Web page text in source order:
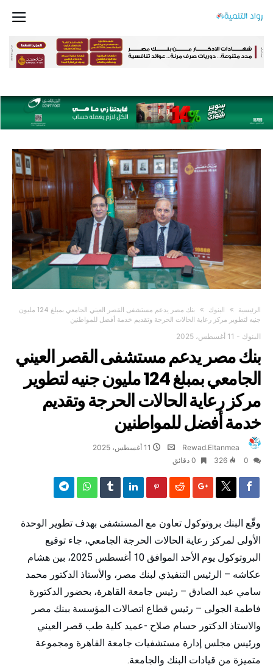
‫الرئيسية‬ البنوك
بنك مصر يدعم مستشفى القصر العيني الجامعي بمبلغ 124 مليون
جنيه لتطوير مركز رعاية الحالات الحرجة وتقديم خدمة أفضل للمواطنين
البنوك - 11 أغسطس، 2025
بنك مصر يدعم مستشفى القصر العيني
الجامعي بمبلغ 124 مليون جنيه لتطوير
مركز رعاية الحالات الحرجة وتقديم
خدمة أفضل للمواطنين
Rewad.Eltanmea
11 أغسطس، 2025
326 0 ‫دقائق‬
وقّع البنك بروتوكول تعاون مع المستشفى بهدف تطوير الوحدة
الأولى لمركز رعاية الحالات الحرجة الجامعي، جاء توقيع
البروتوكول يوم الأحد الموافق 10 أغسطس 2025، بين هشام
عكاشه – الرئيس التنفيذي لبنك مصر، والأستاذ الدكتور محمد
سامي عبد الصادق – رئيس جامعة القاهرة، بحضور الدكتورة
فاطمة الجولى – رئيس قطاع اتصالات المؤسسة ببنك مصر
والاستاذ الدكتور حسام صلاح -عميد كلية طب قصر العيني
ورئيس مجلس إدارة مستشفيات جامعة القاهرة ومجموعة
متميزة من قيادات البنك والجامعة.